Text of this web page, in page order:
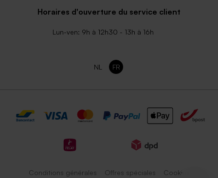
Horaires d'ouverture du service client
Lun-ven: 9h à 12h30 - 13h à 16h
NL FR
Conditions générales Offres spéciales Cookies